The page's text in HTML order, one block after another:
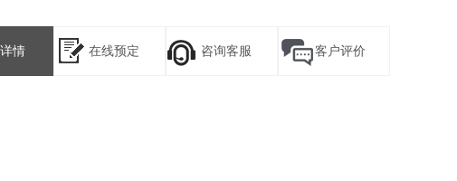
情 在线预定 咨询客服 客户评价